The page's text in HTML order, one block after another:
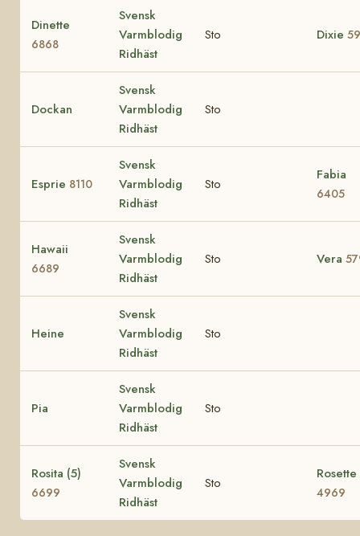
Dinette
6868
Svensk
Varmblodig
Ridhäst
Sto Dixie
Dockan
Svensk
Varmblodig
Ridhäst
Sto
Esprie 8110
Svensk
Varmblodig
Ridhäst
Sto
Fabia
6405
Hawaii
6689
Svensk
Varmblodig
Ridhäst
Sto Vera
Heine
Svensk
Varmblodig
Ridhäst
Sto
Pia
Svensk
Varmblodig
Ridhäst
Sto
Rosita (5)
6699
Svensk
Varmblodig
Ridhäst
Sto
4969